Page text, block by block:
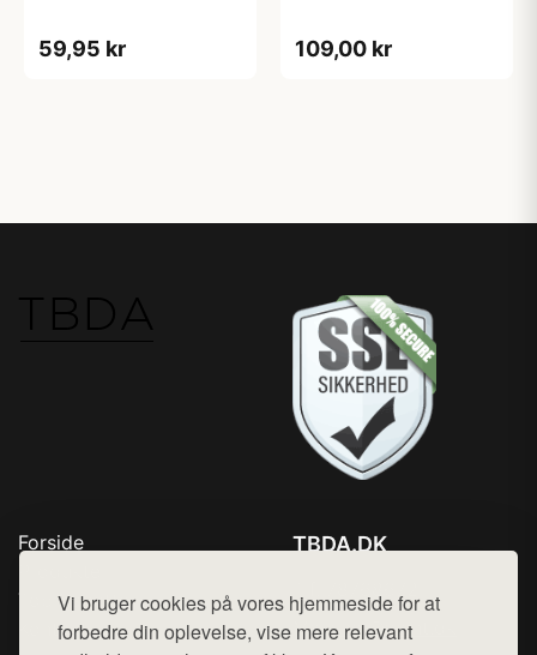
Vi bruger cookies på vores hjemmeside for at
forbedre din oplevelse, vise mere relevant
59,95 kr 109,00 kr
Forside
Top Rabatter
Kontakt
TBDA.DK
Mail: hej@want.dk